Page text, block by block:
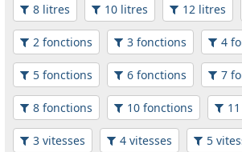
8 litres 10 litres 12 litres
2 fonctions 3 fonctions 4
5 fonctions 6 fonctions 7
8 fonctions 10 fonctions
3 vitesses 4 vitesses 5